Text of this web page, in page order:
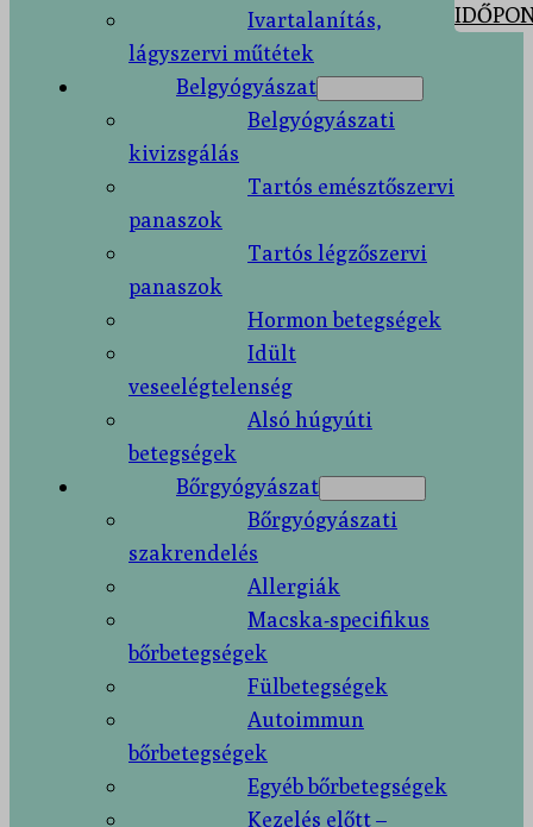
Ivartalanítás,
lágyszervi műtétek
Belgyógyászat
Belgyógyászati
kivizsgálás
Tartós emésztőszervi
panaszok
Tartós légzőszervi
panaszok
Hormon betegségek
Idült
veseelégtelenség
Alsó húgyúti
betegségek
Bőrgyógyászat
Bőrgyógyászati
szakrendelés
Allergiák
Macska-specifikus
bőrbetegségek
Fülbetegségek
Autoimmun
bőrbetegségek
Egyéb bőrbetegségek
Kezelés előtt –